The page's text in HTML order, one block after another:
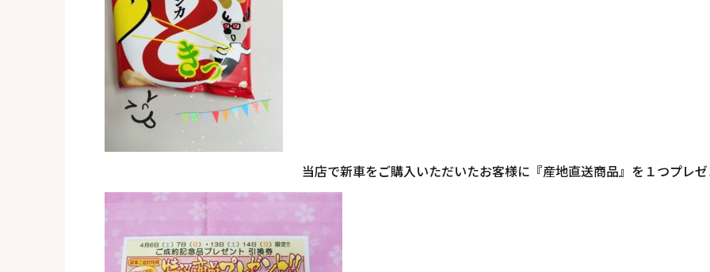
当店で新車をご購入いただいたお客様に『産地直送商品』を１つプレ